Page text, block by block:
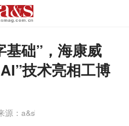
基础”，海康威
技术亮相工博
源：a&s